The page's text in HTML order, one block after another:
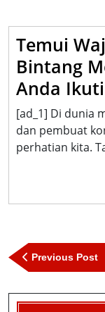
Temui
Bintang
Anda Ikuti
[ad_1] Di dunia
dan pembuat
perhatian kita.
Post
navigation
Previous Post